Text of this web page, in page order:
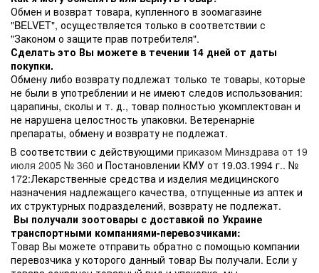
Обмен и возврат товара, купленного в зоомагазине
"BELVET", осуществляется только в соответствии с
"Законом о защите прав потребителя".
Сделать это Вы можете в течении 14 дней от даты
покупки.
Обмену либо возврату подлежат только те товары, которые
не были в употреблении и не имеют следов использования:
царапины, сколы и т. д., товар полностью укомплектован и
не нарушена целостность упаковки. Ветеренарніе
препараты, обмену и возврату не подлежат.
В соответствии с действующими приказом Минздрава от 19
июля 2005 № 360 и Постановлении КМУ от 19.03.1994 г.. №
172:Лекарственные средства и изделия медицинского
назначения надлежащего качества, отпущенные из аптек и
их структурных подразделений, возврату не подлежат.
Вы получали зоотовары с доставкой по Украине
транспортными компаниями-перевозчиками:
Товар Вы можете отправить обратно с помощью компании
перевозчика у которого данный товар Вы получали. Если у